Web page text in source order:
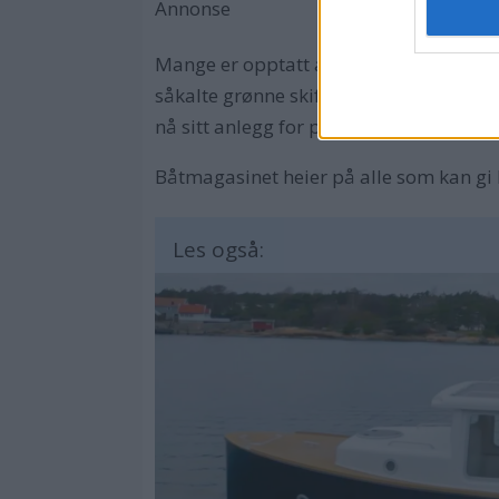
Annonse
Mange er opptatt av hva vi skal leve
såkalte grønne skiftet. Så er det lov å
nå sitt anlegg for produksjon av
Båtmagasinet heier på alle som kan
Les også: